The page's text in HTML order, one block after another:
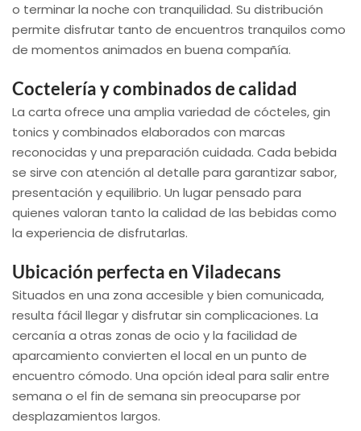
o terminar la noche con tranquilidad. Su distribución
permite disfrutar tanto de encuentros tranquilos como
de momentos animados en buena compañía.
Coctelería y combinados de calidad
La carta ofrece una amplia variedad de cócteles, gin
tonics y combinados elaborados con marcas
reconocidas y una preparación cuidada. Cada bebida
se sirve con atención al detalle para garantizar sabor,
presentación y equilibrio. Un lugar pensado para
quienes valoran tanto la calidad de las bebidas como
la experiencia de disfrutarlas.
Ubicación perfecta en Viladecans
Situados en una zona accesible y bien comunicada,
resulta fácil llegar y disfrutar sin complicaciones. La
cercanía a otras zonas de ocio y la facilidad de
aparcamiento convierten el local en un punto de
encuentro cómodo. Una opción ideal para salir entre
semana o el fin de semana sin preocuparse por
desplazamientos largos.